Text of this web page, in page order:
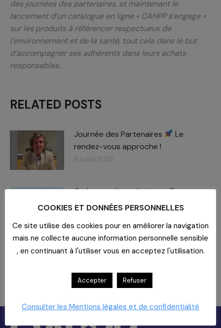
des journées des partenaires, et maintenant le
lancement d’un catalogue en ligne « CAHPP s’engage »
sur les produits à référencer respectueux de
l’environnement et de la santé, tout cela dans le but
d’accompagner ses adhérents dans leurs achats
responsables.
RELATED POSTS
Journée des Partenaires
Le
rendez-vous approche !
8 juillet 2026
Carboxymaltose ferrique : Des
chiffres – des impacts​
À la Polyclinique du Parc, la cuisine a
26 juin 2026
COOKIES ET DONNÉES PERSONNELLES
Ce site utilise des cookies pour en améliorer la navigation
mais ne collecte aucune information personnelle sensible
, en continuant à l'utiliser vous en acceptez l'utilisation.
Accepter Refuser
Consulter les Mentions légales et de confidentialité